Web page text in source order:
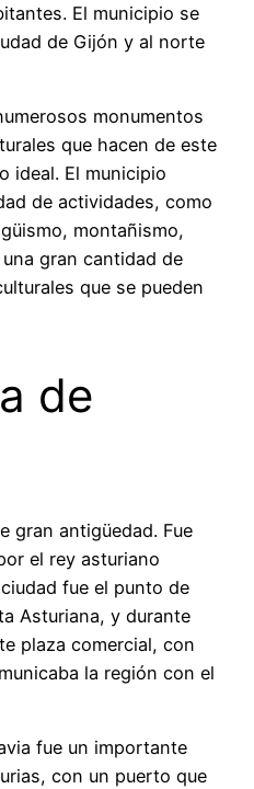
El municipio se
de Gijón y al norte
monumentos
que hacen de este
ideal. El municipio
de actividades, como
montañismo,
gran cantidad de
que se pueden
de
gran antigüedad. Fue
el rey asturiano
fue el punto de
Asturiana, y durante
plaza comercial, con
la región con el
fue un importante
con un puerto que